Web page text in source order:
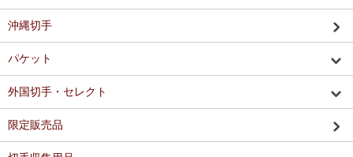
沖縄切手
パケット
外国切手・セレクト
限定販売品